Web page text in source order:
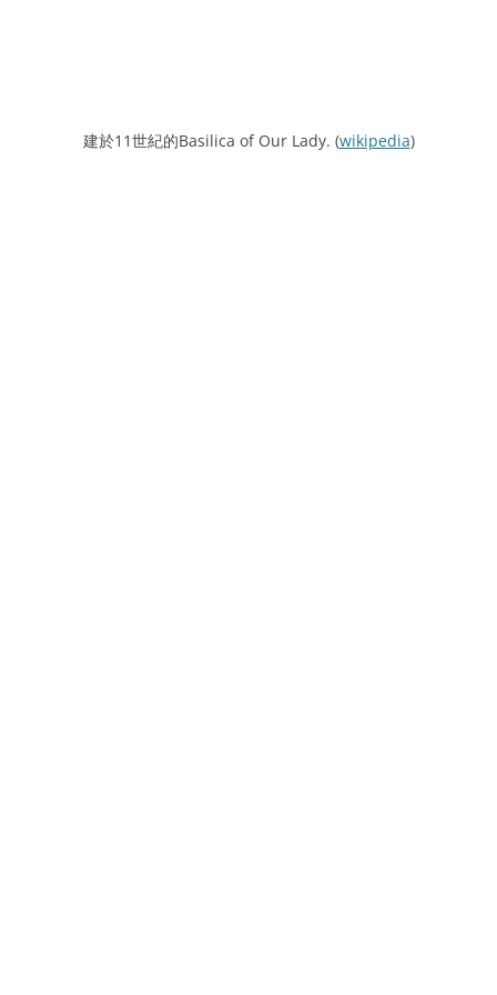
建於11世紀的Basilica of Our Lady. (wikipedia)